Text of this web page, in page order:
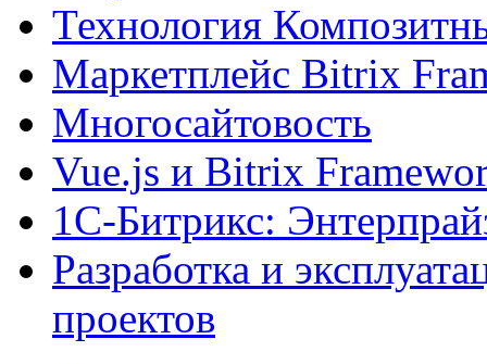
Технология
Маркетплейс Bitrix
Многосайтовость
Vue.js и Bitrix
1С-Битрикс:
Разработка и
проектов